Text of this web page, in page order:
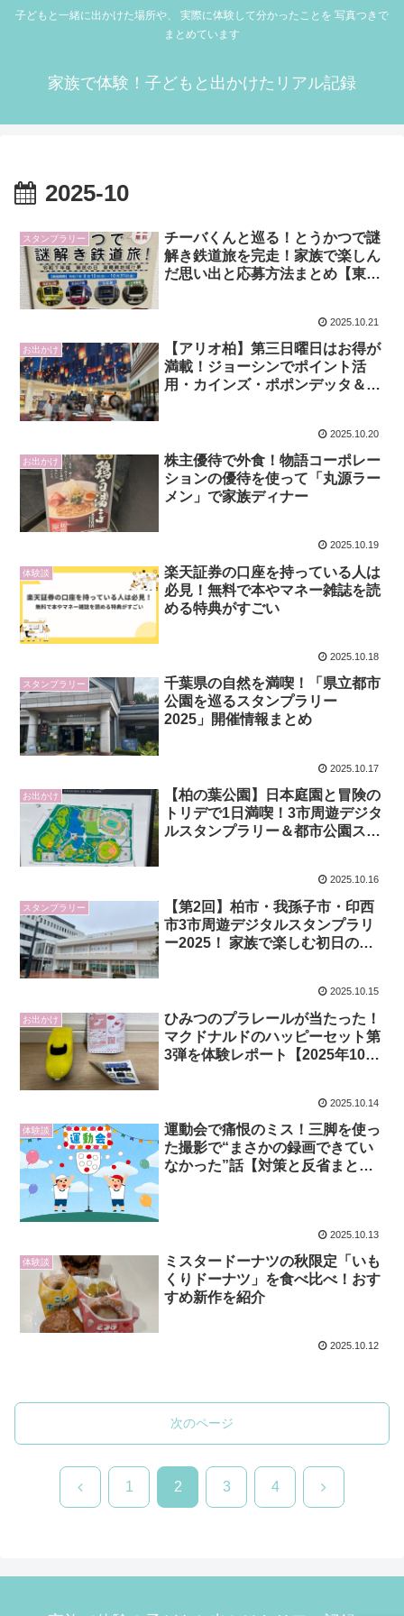
子どもと一緒に出かけた場所や、 実際に体験して分かったことを 写真つきで
まとめています
家族で体験！子どもと出かけたリアル記録
2025-10
スタンプラリー
チーバくんと巡る！とうかつで謎
解き鉄道旅を完走！家族で楽しん
だ思い出と応募方法まとめ【東葛
2025.10.21
お出かけ
【アリオ柏】第三日曜日はお得が
満載！ジョーシンでポイント活
用・カインズ・ポポンデッタ＆商
2025.10.20
お出かけ
株主優待で外食！物語コーポレー
ションの優待を使って「丸源ラー
メン」で家族ディナー
2025.10.19
体験談
楽天証券の口座を持っている人は
必見！無料で本やマネー雑誌を読
める特典がすごい
2025.10.18
スタンプラリー
千葉県の自然を満喫！「県立都市
公園を巡るスタンプラリー
2025」開催情報まとめ
2025.10.17
お出かけ
【柏の葉公園】日本庭園と冒険の
トリデで1日満喫！3市周遊デジタ
ルスタンプラリー＆都市公園スタ
2025.10.16
スタンプラリー
【第2回】柏市・我孫子市・印西
市3市周遊デジタルスタンプラリ
ー2025！ 家族で楽しむ初日の柏
2025.10.15
お出かけ
ひみつのプラレールが当たった！
マクドナルドのハッピーセット第
3弾を体験レポート【2025年10
2025.10.14
体験談
運動会で痛恨のミス！三脚を使っ
た撮影で“まさかの録画できてい
なかった”話【対策と反省まと
2025.10.13
体験談
ミスタードーナツの秋限定「いも
くりドーナツ」を食べ比べ！おす
すめ新作を紹介
2025.10.12
次のページ
前 1 2 3 4 次